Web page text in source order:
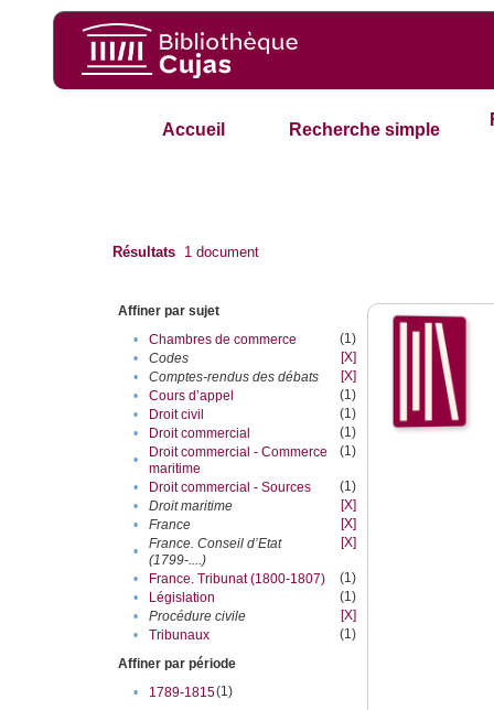
Accueil Recherche simple
Résultats 1 document
Affiner par sujet
•
Chambres de commerce
(1)
•
Codes
[X]
•
Comptes-rendus des débats
[X]
•
Cours d’appel
(1)
•
Droit civil
(1)
•
Droit commercial
(1)
•
Droit commercial - Commerce
maritime
(1)
• Droit commercial - Sources
(1)
•
Droit maritime
[X]
•
France
[X]
•
France. Conseil d’Etat
(1799-....)
[X]
• France. Tribunat (1800-1807)
(1)
•
Législation
(1)
•
Procédure civile
[X]
•
Tribunaux
(1)
Affiner par période
•
1789-1815(1)